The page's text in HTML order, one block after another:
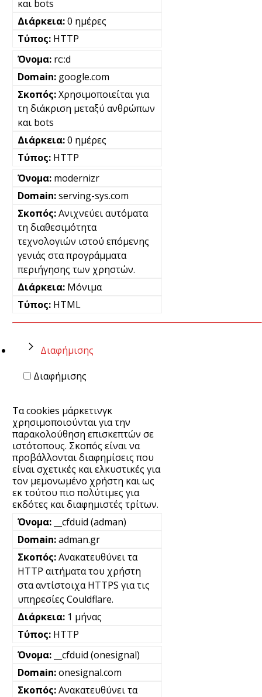
και bots
0 ημέρες
HTTP
rc::d
google.com
Χρησιμοποιείται για
τη διάκριση μεταξύ ανθρώπων
και bots
0 ημέρες
HTTP
modernizr
serving-sys.com
Ανιχνεύει αυτόματα
τη διαθεσιμότητα
τεχνολογιών ιστού επόμενης
γενιάς στα προγράμματα
περιήγησης των χρηστών.
Μόνιμα
HTML
Διαφήμισης
Διαφήμισης
Τα cookies μάρκετινγκ
χρησιμοποιούνται για την
παρακολούθηση επισκεπτών σε
ιστότοπους. Σκοπός είναι να
προβάλλονται διαφημίσεις που
είναι σχετικές και ελκυστικές για
τον μεμονωμένο χρήστη και ως
εκ τούτου πιο πολύτιμες για
εκδότες και διαφημιστές τρίτων.
__cfduid (adman)
adman.gr
Ανακατευθύνει τα
HTTP αιτήματα του χρήστη
στα αντίστοιχα HTTPS για τις
υπηρεσίες Couldflare.
1 μήνας
HTTP
__cfduid (onesignal)
onesignal.com
Ανακατευθύνει τα